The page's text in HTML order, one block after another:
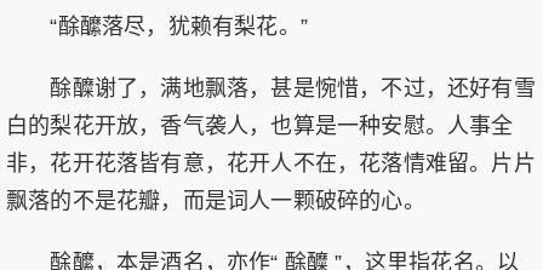
“酴醿落尽，犹赖有梨花。”
酴醾谢了，满地飘落，甚是惋惜，不过，还好有雪
白的梨花开放，香气袭人，也算是一种安慰。人事全
非，花开花落皆有意，花开人不在，花落情难留。片片
飘落的不是花瓣，而是词人一颗破碎的心。
酴醿，本是酒名，亦作“ 酴醾 ”，这里指花名。以